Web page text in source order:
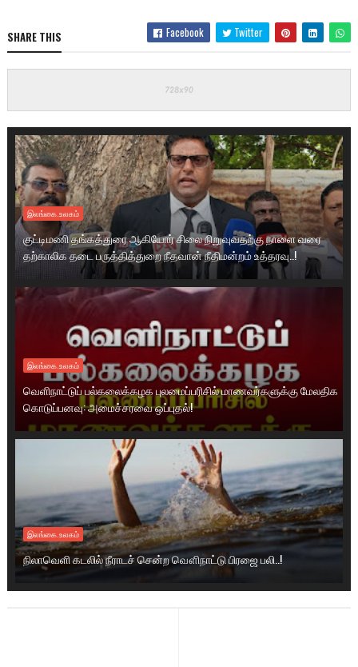
SHARE THIS Facebook Twitter
இலங்கை.உலகம்
குட்டிமணி தங்கத்துரை ஆகியோர் சிலை நிறுவுவதற்கு நாளை வரை
தற்காலிக தடை பருத்தித்துறை நீதவான் நீதிமன்றம் உத்தரவு..!
இலங்கை.உலகம்
வெளிநாட்டுப் பல்கலைக்கழக புலமைப்பரிசில் மாணவர்களுக்கு மேலதிக
கொடுப்பனவு: அமைச்சரவை ஒப்புதல்!
இலங்கை.உலகம்
நிலாவெளி கடலில் நீராடச் சென்ற வௌிநாட்டு பிரஜை பலி..!